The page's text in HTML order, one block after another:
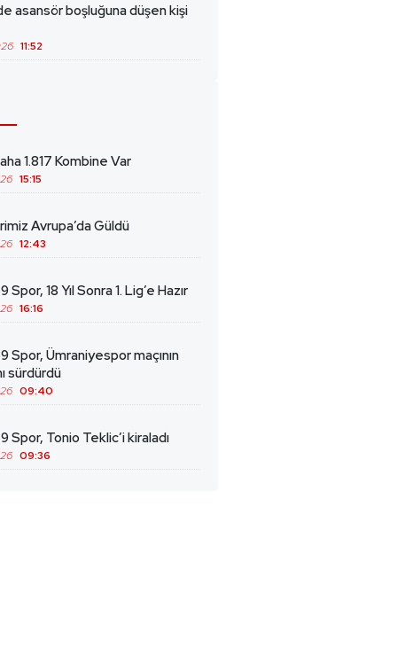
asansör boşluğuna düşen kişi
11:52
1.817 Kombine Var
15:15
Avrupa’da Güldü
12:43
Spor, 18 Yıl Sonra 1. Lig’e Hazır
16:16
Spor, Ümraniyespor maçının
sürdürdü
09:40
Spor, Tonio Teklic’i kiraladı
09:36